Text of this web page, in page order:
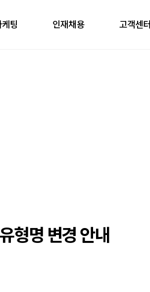
자주 묻는 질문
팅 인재채용 고객센터
형명 변경 안내